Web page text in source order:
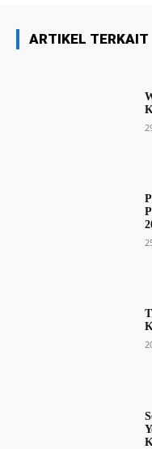
ARTIKEL TERKAIT